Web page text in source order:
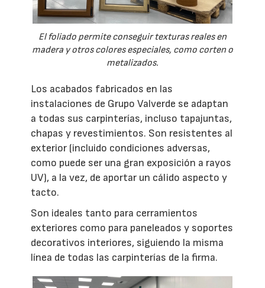
El foliado permite conseguir texturas reales en
madera y otros colores especiales, como corten o
metalizados.
Los acabados fabricados en las
instalaciones de Grupo Valverde se adaptan
a todas sus carpinterías, incluso tapajuntas,
chapas y revestimientos. Son resistentes al
exterior (incluido condiciones adversas,
como puede ser una gran exposición a rayos
UV), a la vez, de aportar un cálido aspecto y
tacto.
Son ideales tanto para cerramientos
exteriores como para paneleados y soportes
decorativos interiores, siguiendo la misma
línea de todas las carpinterías de la firma.